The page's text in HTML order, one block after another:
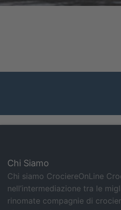
Chi Siamo
Chi siamo CrociereOnLine
nell’intermediazione tra le
rinomate compagnie di